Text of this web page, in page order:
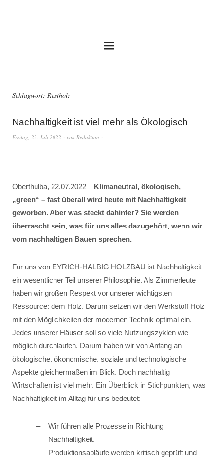
Schlagwort: Restholz
Nachhaltigkeit ist viel mehr als Ökologisch
Freitag, 22. Juli 2022 von Redaktion
Oberthulba, 22.07.2022 – Klimaneutral, ökologisch,
„green“ – fast überall wird heute mit Nachhaltigkeit
geworben. Aber was steckt dahinter? Sie werden
überrascht sein, was für uns alles dazugehört, wenn wir
vom nachhaltigen Bauen sprechen.
Für uns von EYRICH-HALBIG HOLZBAU ist Nachhaltigkeit
ein wesentlicher Teil unserer Philosophie. Als Zimmerleute
haben wir großen Respekt vor unserer wichtigsten
Ressource: dem Holz. Darum setzen wir den Werkstoff Holz
mit den Möglichkeiten der modernen Technik optimal ein.
Jedes unserer Häuser soll so viele Nutzungszyklen wie
möglich durchlaufen. Darum haben wir von Anfang an
ökologische, ökonomische, soziale und technologische
Aspekte gleichermaßen im Blick. Doch nachhaltig
Wirtschaften ist viel mehr. Ein Überblick in Stichpunkten, was
Nachhaltigkeit im Alltag für uns bedeutet:
Wir führen alle Prozesse in Richtung
Nachhaltigkeit.
Produktionsabläufe werden kritisch geprüft und